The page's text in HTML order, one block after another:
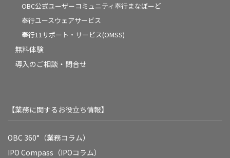
OBC公式ユーザーコミュニティ奉行まなぼーど
奉行ユースウェアサービス
奉行11サポート・サービス(OMSS)
無料体験
導入のご相談・問合せ
【業務に関するお役立ち情報】
OBC 360°（業務コラム）
IPO Compass（IPOコラム）